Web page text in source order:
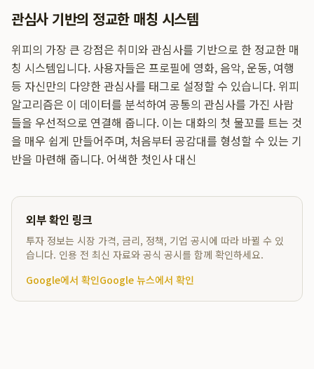
관심사 기반의 정교한 매칭 시스템
위피의 가장 큰 강점은 취미와 관심사를 기반으로 한 정교한 매
칭 시스템입니다. 사용자들은 프로필에 영화, 음악, 운동, 여행
등 자신만의 다양한 관심사를 태그로 설정할 수 있습니다. 위피
알고리즘은 이 데이터를 분석하여 공통의 관심사를 가진 사람
들을 우선적으로 연결해 줍니다. 이는 대화의 첫 물꼬를 트는 것
을 매우 쉽게 만들어주며, 처음부터 공감대를 형성할 수 있는 기
반을 마련해 줍니다. 어색한 첫인사 대신
외부 확인 링크
투자 정보는 시장 가격, 금리, 정책, 기업 공시에 따라 바뀔 수 있
습니다. 인용 전 최신 자료와 공식 공시를 함께 확인하세요.
Google에서 확인Google 뉴스에서 확인